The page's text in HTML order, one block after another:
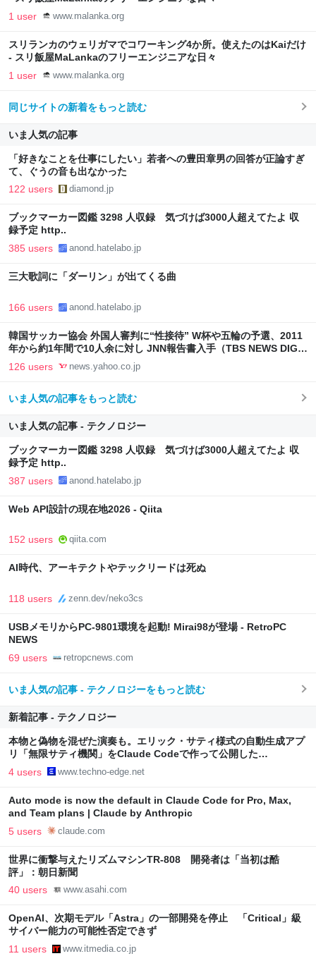
1 user www.malanka.org
スリランカのウェリガマでコワーキング4か所。使えたのはKaiだけ
- スリ飯屋MaLankaのフリーエンジニアな日々
1 user www.malanka.org
同じサイトの新着をもっと読む
いま人気の記事
「好きなことを仕事にしたい」若者への豊田章男の回答が正論すぎ
て、ぐうの音も出なかった
122 users diamond.jp
ブックマーカー図鑑 3298 人収録 気づけば3000人超えてたよ 収
録予定 http..
385 users anond.hatelabo.jp
三大歌詞に「ダーリン」が出てくる曲
166 users anond.hatelabo.jp
韓国サッカー協会 外国人審判に“性接待” W杯や五輪の予選、2011
年から約1年間で10人余に対し JNN報告書入手（TBS NEWS DIG
Powered by JNN） - Yahoo!ニュース
126 users news.yahoo.co.jp
いま人気の記事をもっと読む
いま人気の記事 - テクノロジー
ブックマーカー図鑑 3298 人収録 気づけば3000人超えてたよ 収
録予定 http..
387 users anond.hatelabo.jp
Web API設計の現在地2026 - Qiita
152 users qiita.com
AI時代、アーキテクトやテックリードは死ぬ
118 users zenn.dev/neko3cs
USBメモリからPC-9801環境を起動! Mirai98が登場 - RetroPC
NEWS
69 users retropcnews.com
いま人気の記事 - テクノロジーをもっと読む
新着記事 - テクノロジー
本物と偽物を混ぜた演奏も。エリック・サティ様式の自動生成アプ
リ「無限サティ機関」をClaude Codeで作って公開した
（CloseBox） | テクノエッジ TechnoEdge
4 users www.techno-edge.net
Auto mode is now the default in Claude Code for Pro, Max,
and Team plans | Claude by Anthropic
5 users claude.com
世界に衝撃与えたリズムマシンTR-808 開発者は「当初は酷
評」：朝日新聞
40 users www.asahi.com
OpenAI、次期モデル「Astra」の一部開発を停止 「Critical」級
サイバー能力の可能性否定できず
11 users www.itmedia.co.jp